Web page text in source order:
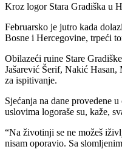
Kroz logor Stara Gradiška u
Februarsko je jutro kada
Bosne i Hercegovine, trpeći
Obilazeći ruine Stare
Jašarević Šerif, Nakić
za ispitivanje.
Sjećanja na dane provedene
uslovima logoraše su, kaže,
“Na životinji se ne možeš
nisam oporavio. Sa